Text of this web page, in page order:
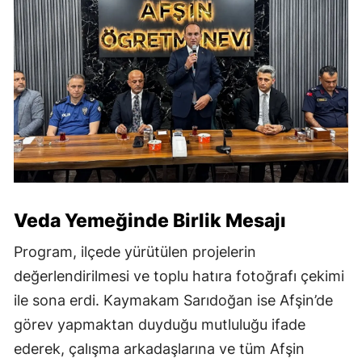
Veda Yemeğinde Birlik Mesajı
Program, ilçede yürütülen projelerin
değerlendirilmesi ve toplu hatıra fotoğrafı çekimi
ile sona erdi. Kaymakam Sarıdoğan ise Afşin’de
görev yapmaktan duyduğu mutluluğu ifade
ederek, çalışma arkadaşlarına ve tüm Afşin